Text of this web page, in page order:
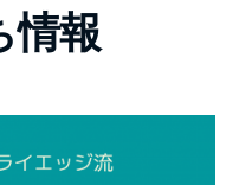
情報